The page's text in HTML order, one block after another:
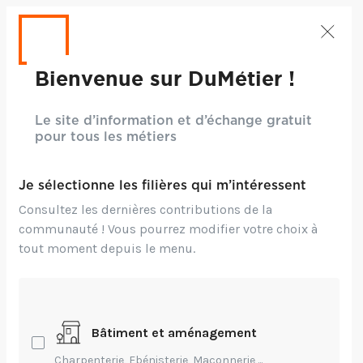
Crédits: Romainbehar - CC0 via Wikimedia Commons
Bienvenue sur DuMétier !
Le site d’information et d’échange gratuit
pour tous les métiers
Je sélectionne les filières qui m’intéressent
Consultez les dernières contributions de la
communauté ! Vous pourrez modifier votre choix à
tout moment depuis le menu.
Bâtiment et aménagement
Charpenterie, Ebénisterie, Maçonnerie,...